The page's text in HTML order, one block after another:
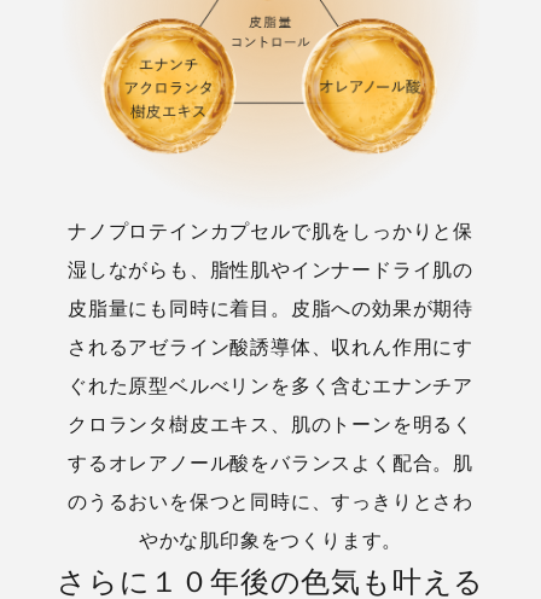
ナノプロテインカプセルで肌をしっかりと保
湿しながらも、脂性肌やインナードライ肌の
皮脂量にも同時に着目。皮脂への効果が期待
されるアゼライン酸誘導体、収れん作用にす
ぐれた原型ベルべリンを多く含むエナンチア
クロランタ樹皮エキス、肌のトーンを明るく
するオレアノール酸をバランスよく配合。肌
のうるおいを保つと同時に、すっきりとさわ
やかな肌印象をつくります。
さらに１０年後の色気も叶える